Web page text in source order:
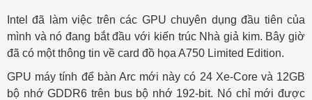
Intel đã làm việc trên các GPU chuyên dụng đầu tiên của
mình và nó đang bắt đầu với kiến ​​trúc Nhà giả kim. Bây giờ
đã có một thông tin về card đồ họa A750 Limited Edition.
GPU máy tính để bàn Arc mới này có 24 Xe-Core và 12GB
bộ nhớ GDDR6 trên bus bộ nhớ 192-bit. Nó chỉ mới được